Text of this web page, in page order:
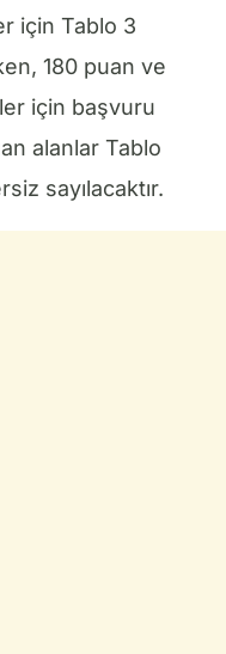
için Tablo 3
180 puan ve
için başvuru
alanlar Tablo
sayılacaktır.